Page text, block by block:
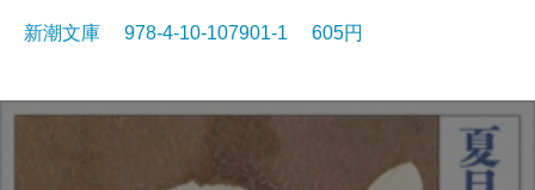
新潮文庫 978-4-10-107901-1 605円